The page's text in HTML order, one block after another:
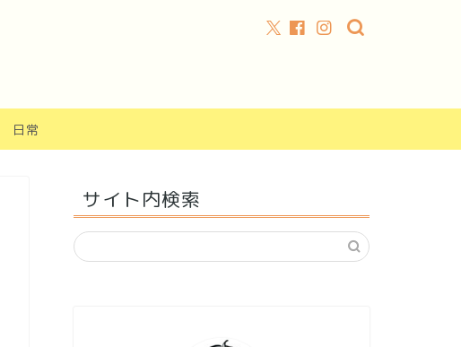
日常
サイト内検索